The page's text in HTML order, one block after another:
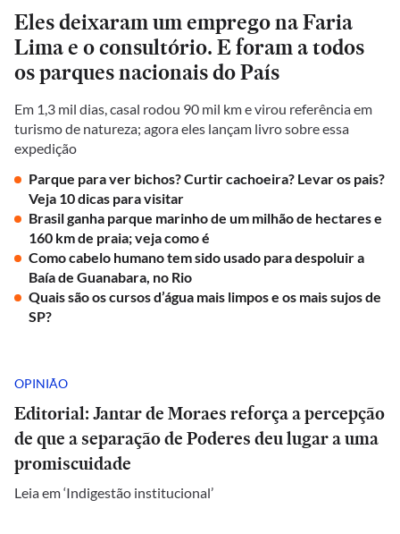
Eles deixaram um emprego na Faria
Lima e o consultório. E foram a todos
os parques nacionais do País
Em 1,3 mil dias, casal rodou 90 mil km e virou referência em
turismo de natureza; agora eles lançam livro sobre essa
expedição
Parque para ver bichos? Curtir cachoeira? Levar os pais?
Veja 10 dicas para visitar
Brasil ganha parque marinho de um milhão de hectares e
160 km de praia; veja como é
Como cabelo humano tem sido usado para despoluir a
Baía de Guanabara, no Rio
Quais são os cursos d’água mais limpos e os mais sujos de
SP?
OPINIÃO
Editorial: Jantar de Moraes reforça a percepção
de que a separação de Poderes deu lugar a uma
promiscuidade
Leia em ‘Indigestão institucional’